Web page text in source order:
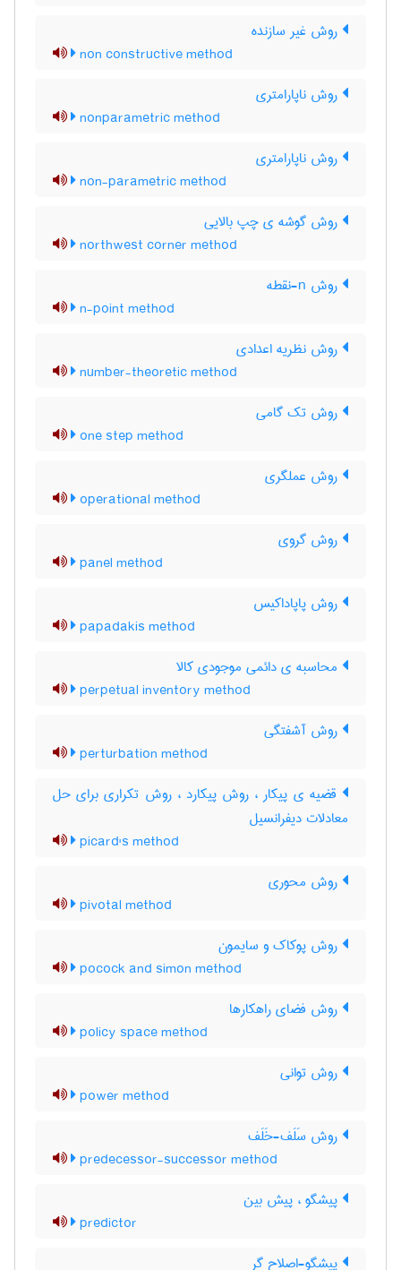
روش غیر سازنده
non constructive method
روش ناپارامتری
nonparametric method
روش ناپارامتری
non-parametric method
روش گوشه ی چپ بالایی
northwest corner method
روش n-نقطه
n-point method
روش نظریه اعدادی
number-theoretic method
روش تک گامی
one step method
روش عملگری
operational method
روش گروی
panel method
روش پاپاداکیس
papadakis method
محاسبه ی دائمی موجودی کالا
perpetual inventory method
روش آشفتگی
perturbation method
قضیه ی پیکار ، روش پیکارد ، روش تکراری برای حل
معادلات دیفرانسیل
picard's method
روش محوری
pivotal method
روش پوکاک و سایمون
pocock and simon method
روش فضای راهکارها
policy space method
روش توانی
power method
روش سَلَف-خَلَف
predecessor-successor method
پیشگو ، پیش بین
predictor
پیشگو-اصلاح گر